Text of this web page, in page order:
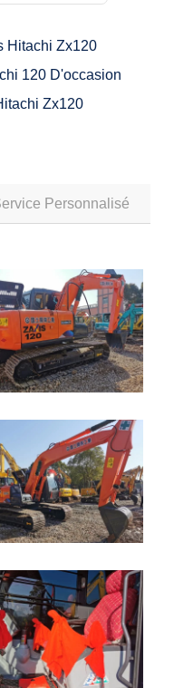
Hitachi Zx120
120 D'occasion
Zx120
Personnalisé